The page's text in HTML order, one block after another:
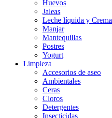
Huevos
Jaleas
Leche líquida y Crema
Manjar
Mantequillas
Postres
Yogurt
Limpieza
Accesorios de aseo
Ambientales
Ceras
Cloros
Detergentes
Insecticidas